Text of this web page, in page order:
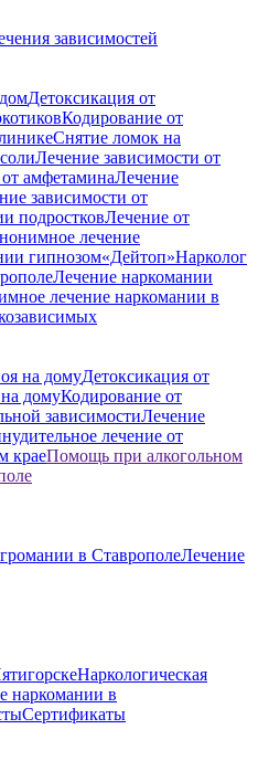
зависимостей
Детоксикация от
Кодирование от
Снятие ломок на
Лечение зависимости от
амфетаминаЛечение
зависимости от
подростковЛечение от
лечение
гипнозом«Дейтоп»Нарколог
Лечение наркомании
лечение наркомании в
на домуДетоксикация от
домуКодирование от
зависимостиЛечение
лечение от
краеПомощь при алкогольном
в СтаврополеЛечение
Наркологическая
наркомании в
Сертификаты